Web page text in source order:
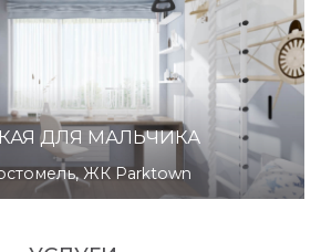
ДЛЯ МАЛЬЧИКА
ЖК Parktown